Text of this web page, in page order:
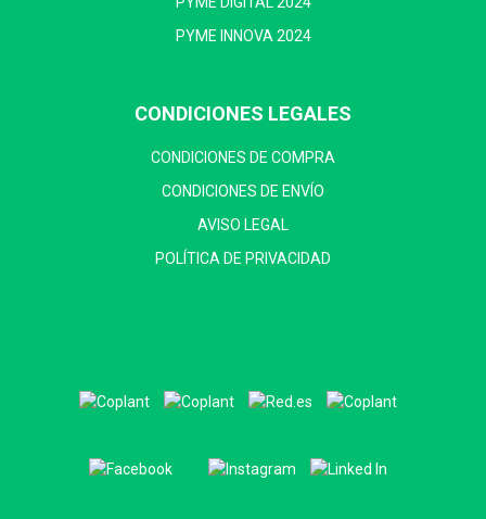
PYME INNOVA 2024
CONDICIONES LEGALES
CONDICIONES DE COMPRA
CONDICIONES DE ENVÍO
AVISO LEGAL
POLÍTICA DE PRIVACIDAD